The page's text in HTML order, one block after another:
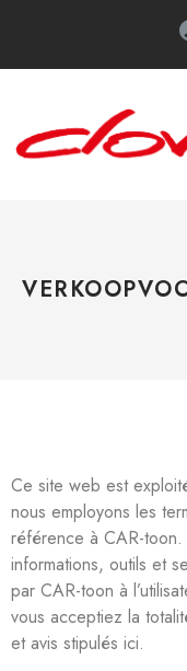
Ce site web est
nous employons les
référence à CAR-toon.
informations, outils et
par CAR-toon à
vous acceptiez la
et avis stipulés ici.